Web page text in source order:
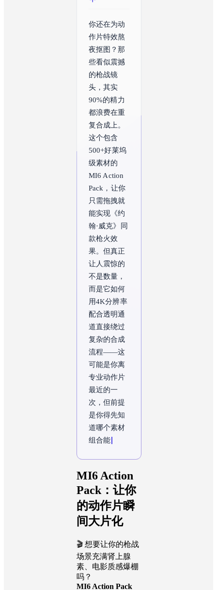
你还在为动
作片特效熬
夜抠图？那
些看似震撼
的枪战镜
头，其实
90%的精力
都浪费在重
复合成上。
这个包含
500+好莱坞
级素材的
MI6 Action
Pack，让你
只需拖拽就
能实现《约
翰·威克》同
款枪火效
果。但真正
让人震惊的
不是数量，
而是它如何
用4K分辨率
配合透明通
道直接绕过
复杂的合成
流程——这
可能是你离
专业动作片
最近的一
次，但前提
是你得先知
道哪个素材
组合能骗过
MI6 Action
Pack：让你
的动作片瞬
间大片化
🎬 想要让你的枪战
场景充满肾上腺